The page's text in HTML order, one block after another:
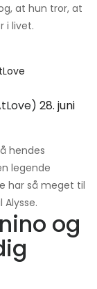
at hun tror, ​​at
i livet.
28. juni
hendes
legende
har så meget til
og